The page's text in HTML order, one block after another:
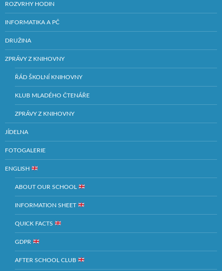
ROZVRHY HODIN
INFORMATIKA A PČ
DRUŽINA
ZPRÁVY Z KNIHOVNY
ŘÁD ŠKOLNÍ KNIHOVNY
KLUB MLADÉHO ČTENÁŘE
ZPRÁVY Z KNIHOVNY
JÍDELNA
FOTOGALERIE
ENGLISH
ABOUT OUR SCHOOL
INFORMATION SHEET
QUICK FACTS
GDPR
AFTER SCHOOL CLUB